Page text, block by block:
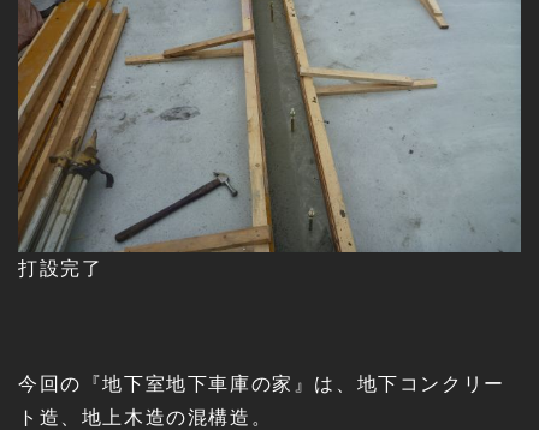
打設完了
今回の『地下室地下車庫の家』は、地下コンクリー
ト造、地上木造の混構造。